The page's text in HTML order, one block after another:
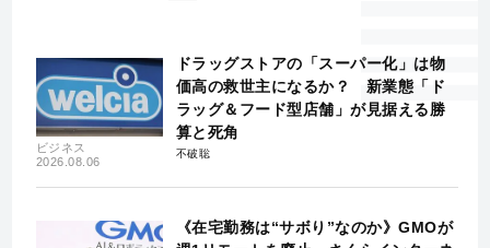
ビジネス
2026.08.06
ドラッグストアの「スーパー化」は物
価高の救世主になるか？ 新業態「ド
ラッグ＆フード型店舗」が見据える勝
算と死角
不破聡
《在宅勤務は“サボり”なのか》GMOが